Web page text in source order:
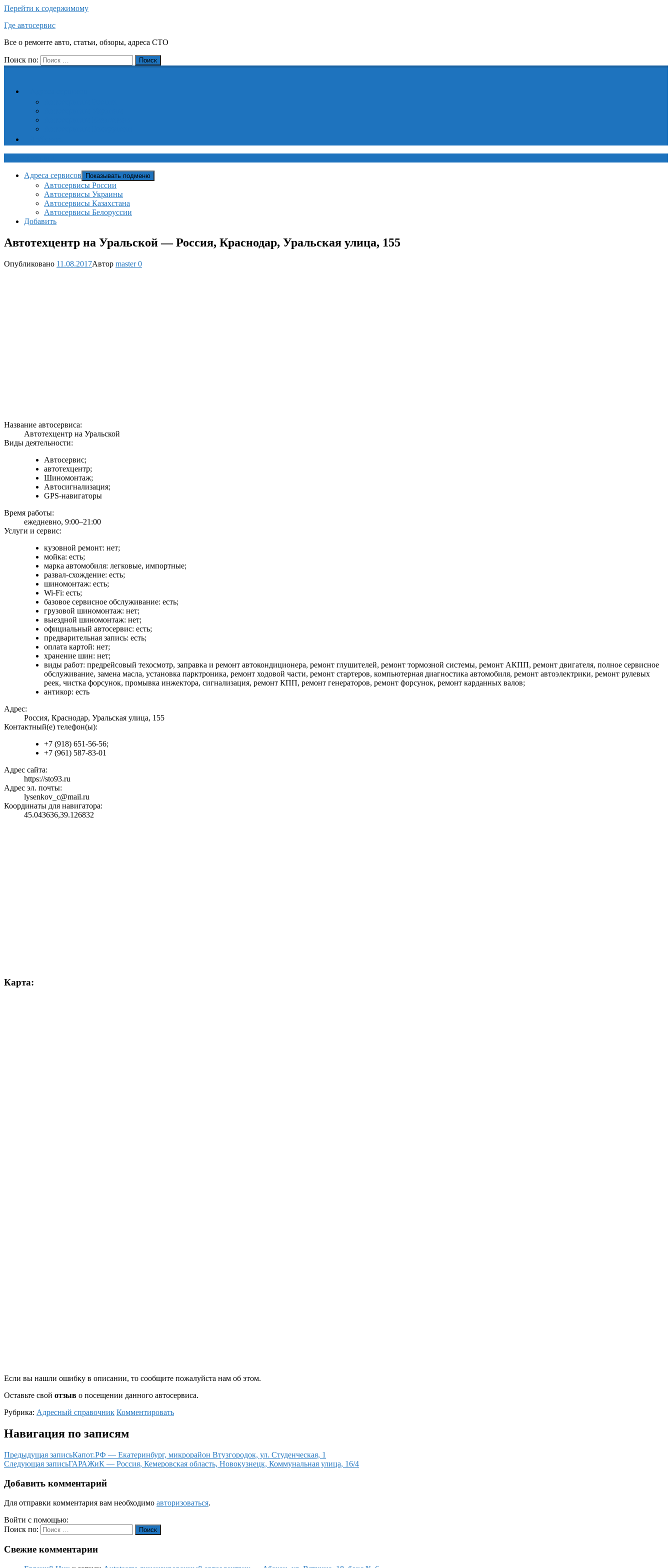
Перейти к содержимому
Где автосервис
Все о ремонте авто, статьи, обзоры, адреса СТО
Поиск по: Поиск
Адреса сервисов Показывать подменю
Автосервисы России
Автосервисы Украины
Автосервисы Казахстана
Автосервисы Белоруссии
Добавить
Автотехцентр на Уральской — Россия, Краснодар, Уральская улица, 155
Опубликовано 11.08.2017Автор master0
Название автосервиса:
Автотехцентр на Уральской
Виды деятельности:
Автосервис;
автотехцентр;
Шиномонтаж;
Автосигнализация;
GPS-навигаторы
Время работы:
ежедневно, 9:00–21:00
Услуги и сервис:
кузовной ремонт: нет;
мойка: есть;
марка автомобиля: легковые, импортные;
развал-схождение: есть;
шиномонтаж: есть;
Wi-Fi: есть;
базовое сервисное обслуживание: есть;
грузовой шиномонтаж: нет;
выездной шиномонтаж: нет;
официальный автосервис: есть;
предварительная запись: есть;
оплата картой: нет;
хранение шин: нет;
виды работ: предрейсовый техосмотр, заправка и ремонт автокондиционера, ремонт глушителей, ремонт тормозной системы, ремонт АКПП, ремонт двигателя, полное сервисное
обслуживание, замена масла, установка парктроника, ремонт ходовой части, ремонт стартеров, компьютерная диагностика автомобиля, ремонт автоэлектрики, ремонт рулевых
реек, чистка форсунок, промывка инжектора, сигнализация, ремонт КПП, ремонт генераторов, ремонт форсунок, ремонт карданных валов;
антикор: есть
Адрес:
Россия, Краснодар, Уральская улица, 155
Контактный(е) телефон(ы):
+7 (918) 651-56-56;
+7 (961) 587-83-01
Адрес сайта:
https://sto93.ru
Адрес эл. почты:
lysenkov_c@mail.ru
Координаты для навигатора:
45.043636,39.126832
Карта:
Если вы нашли ошибку в описании, то сообщите пожалуйста нам об этом.
Оставьте свой отзыв о посещении данного автосервиса.
Рубрика: Адресный справочник Комментировать
Навигация по записям
Предыдущая записьКапот.РФ — Екатеринбург, микрорайон Втузгородок, ул. Студенческая, 1
Следующая записьГАРАЖиК — Россия, Кемеровская область, Новокузнецк, Коммунальная улица, 16/4
Добавить комментарий
Для отправки комментария вам необходимо авторизоваться.
Войти с помощью:
Поиск по:
Поиск
Свежие комментарии